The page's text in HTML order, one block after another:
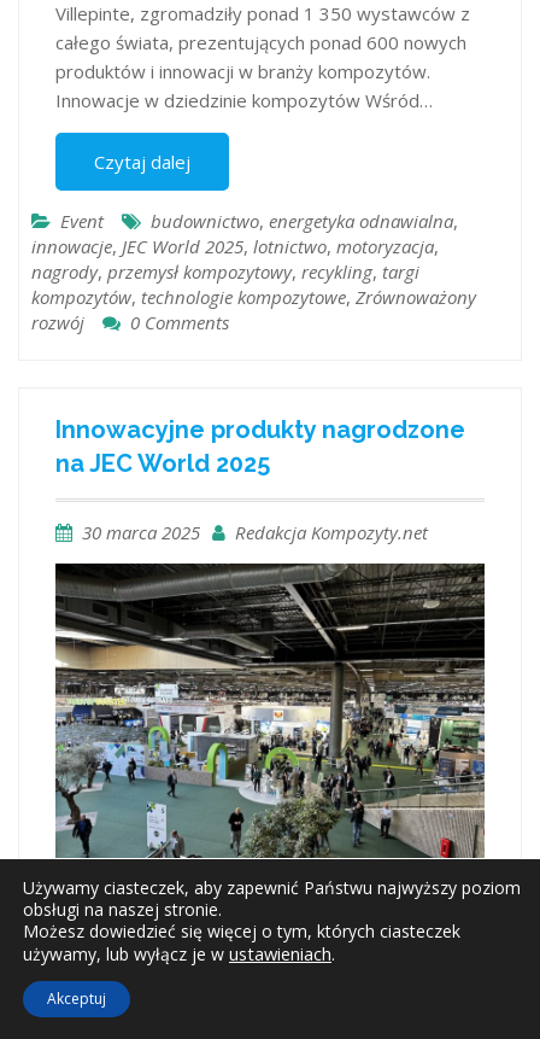
Villepinte, zgromadziły ponad 1 350 wystawców z
całego świata, prezentujących ponad 600 nowych
produktów i innowacji w branży kompozytów. ​
Innowacje w dziedzinie kompozytów Wśród…
Czytaj dalej
Event budownictwo, energetyka odnawialna,
innowacje, JEC World 2025, lotnictwo, motoryzacja,
nagrody, przemysł kompozytowy, recykling, targi
kompozytów, technologie kompozytowe, Zrównoważony
rozwój
0 Comments
Innowacyjne produkty nagrodzone
na JEC World 2025
30 marca 2025 Redakcja Kompozyty.net
​Targi JEC World 2025, które odbyły się w dniach 4–
6 marca w Paryżu, były świadkiem prezentacji
najnowszych osiągnięć w dziedzinie
kompozytów. W ramach JEC Composites Innovation
Używamy ciasteczek, aby zapewnić Państwu najwyższy poziom
obsługi na naszej stronie.
Możesz dowiedzieć się więcej o tym, których ciasteczek
używamy, lub wyłącz je w ustawieniach.
Akceptuj